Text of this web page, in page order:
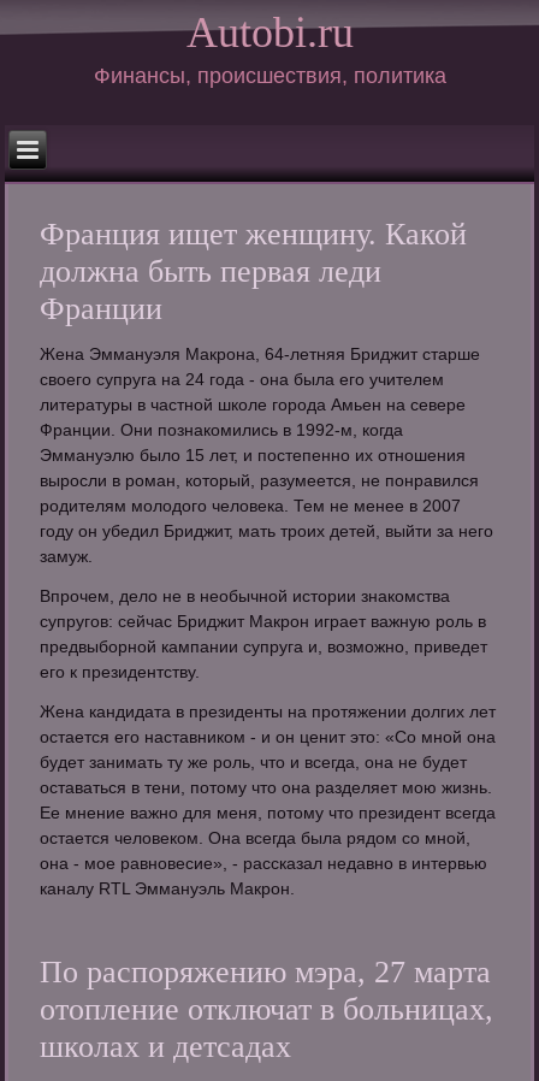
Autobi.ru
Финансы, происшествия, политика
Франция ищет женщину. Какой
должна быть первая леди
Франции
Жена Эммануэля Макрона, 64-летняя Бриджит старше
своего супруга на 24 года - она была его учителем
литературы в частной школе города Амьен на севере
Франции. Они познакомились в 1992-м, когда
Эммануэлю было 15 лет, и постепенно их отношения
выросли в роман, который, разумеется, не понравился
родителям молодого человека. Тем не менее в 2007
году он убедил Бриджит, мать троих детей, выйти за него
замуж.
Впрочем, дело не в необычной истории знакомства
супругов: сейчас Бриджит Макрон играет важную роль в
предвыборной кампании супруга и, возможно, приведет
его к президентству.
Жена кандидата в президенты на протяжении долгих лет
остается его наставником - и он ценит это: «Со мной она
будет занимать ту же роль, что и всегда, она не будет
оставаться в тени, потому что она разделяет мою жизнь.
Ее мнение важно для меня, потому что президент всегда
остается человеком. Она всегда была рядом со мной,
она - мое равновесие», - рассказал недавно в интервью
каналу RTL Эммануэль Макрон.
По распоряжению мэра, 27 марта
отопление отключат в больницах,
школах и детсадах